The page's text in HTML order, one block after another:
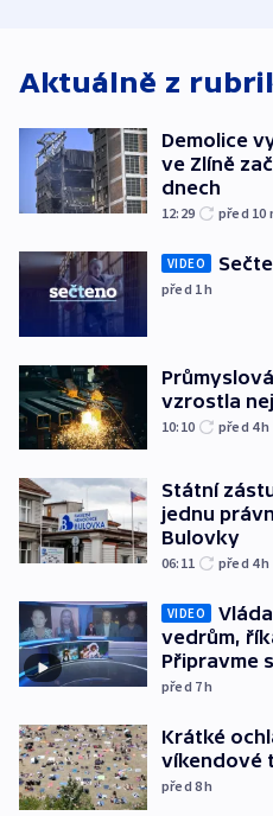
Aktuálně z
Demolice
ve Zlíně
dnech
12:29 před 10
VIDEO
před 1h
vzrostla
10:10 před 4h
Státní
jednu
Bulovky
06:11 před 4h
VIDEO
vedrům,
Připravme
před 7h
Krátké
víkendové
před 8h